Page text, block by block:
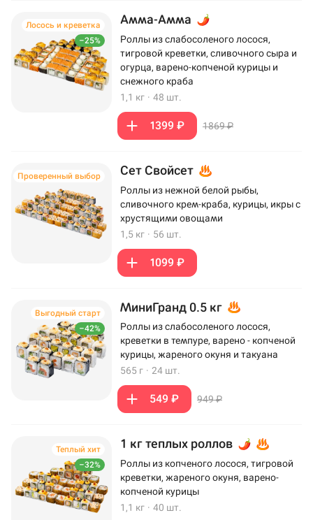
–25%
Лосось и креветка Амма-Амма
Роллы из слабосоленого лосося,
тигровой креветки, сливочного сыра и
огурца, варено-копченой курицы и
снежного краба
1,1 кг · 48 шт.
1399 ₽ 1869 ₽
Проверенный выбор Сет Свойсет
Роллы из нежной белой рыбы,
сливочного крем-краба, курицы, икры с
хрустящими овощами
1,5 кг · 56 шт.
1099 ₽
–42%
Выгодный старт МиниГранд 0.5 кг
Роллы из слабосоленого лосося,
креветки в темпуре, варено - копченой
курицы, жареного окуня и такуана
565 г · 24 шт.
549 ₽ 949 ₽
–32%
Теплый хит 1 кг теплых роллов
Роллы из копченого лосося, тигровой
креветки, жареного окуня, варено-
копченой курицы
1,1 кг · 40 шт.